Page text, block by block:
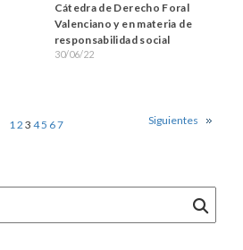
Cátedra de Derecho Foral
Valenciano y en materia de
responsabilidad social
30/06/22
12 3 45 67 Siguientes